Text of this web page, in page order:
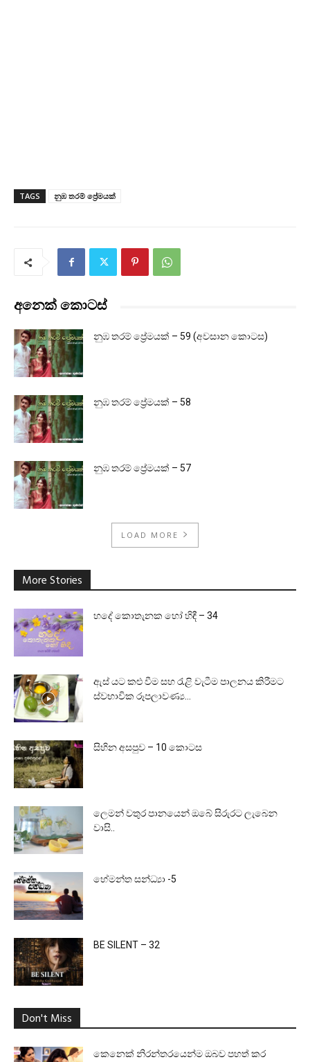
TAGS නුඹ තරම් ප්‍රේමයක්
අනෙක් කොටස්
නුඹ තරම් ප්‍රේමයක් – 59 (අවසාන කොටස)
නුඹ තරම් ප්‍රේමයක් – 58
නුඹ තරම් ප්‍රේමයක් – 57
LOAD MORE
More Stories
හදේ කොතැනක හෝ හිඳී – 34
ඇස් යට කළු වීම සහ රැළි වැටීම පාලනය කිරීමට
ස්වභාවික රූපලාවණ්‍ය...
සිහින අසපුව – 10 කොටස
ලෙමන් වතුර පානයෙන් ඔබේ සිරුරට ලැබෙන
වාසි..
හේමන්ත සන්ධ්‍යා -5
BE SILENT – 32
Don't Miss
කෙනෙක් නිරන්තරයෙන්ම ඔබව පහත් කර